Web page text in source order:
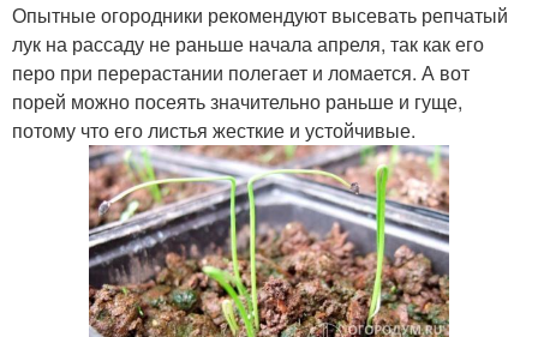
Опытные огородники рекомендуют высевать репчатый
лук на рассаду не раньше начала апреля, так как его
перо при перерастании полегает и ломается. А вот
порей можно посеять значительно раньше и гуще,
потому что его листья жесткие и устойчивые.